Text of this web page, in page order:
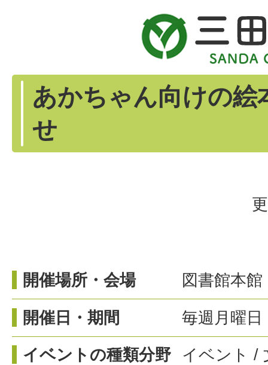
あかちゃん向けの絵
せ
開催場所・会場 図書館本館
開催日・期間 毎週月曜日
イベントの種類分野
イベント /